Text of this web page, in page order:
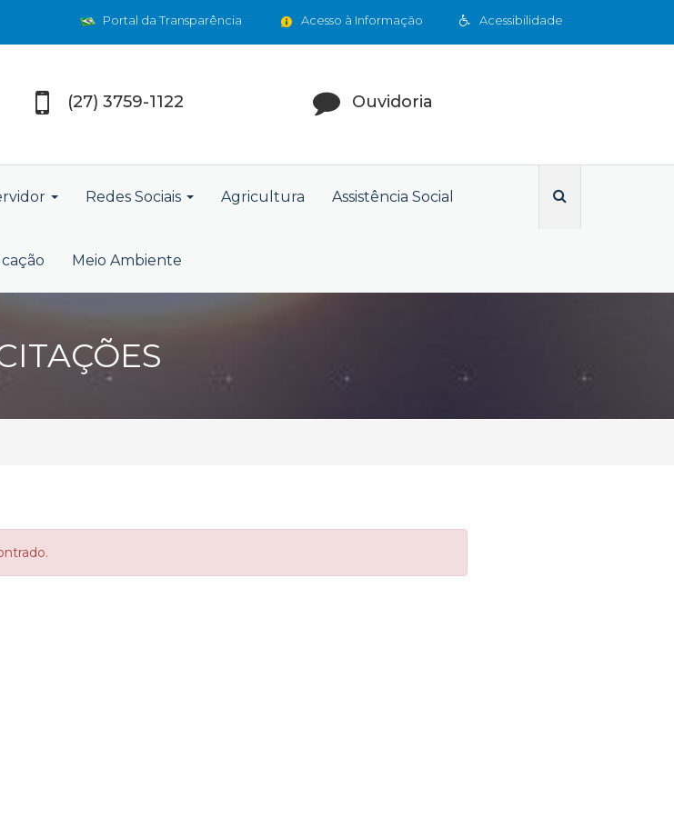
Acessibilidade
Acesso à Informação
Portal da Transparência
(27) 3759-1122 Ouvidoria
Redes Sociais Agricultura Assistência Social
Meio Ambiente